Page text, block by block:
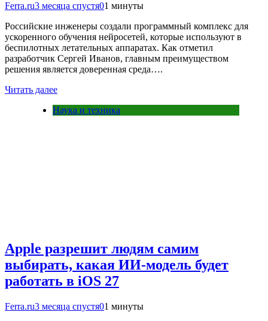
Ferra.ru3 месяца спустя01 минуты
Российские инженеры создали программный комплекс для
ускоренного обучения нейросетей, которые используют в
беспилотных летательных аппаратах. Как отметил
разработчик Сергей Иванов, главным преимуществом
решения является доверенная среда….
Читать далее
Наука и техника
Apple разрешит людям самим
выбирать, какая ИИ-модель будет
работать в iOS 27
Ferra.ru3 месяца спустя01 минуты